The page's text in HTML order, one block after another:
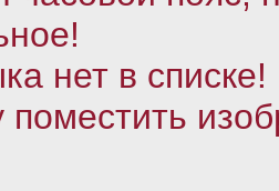
нет в списке!
поместить